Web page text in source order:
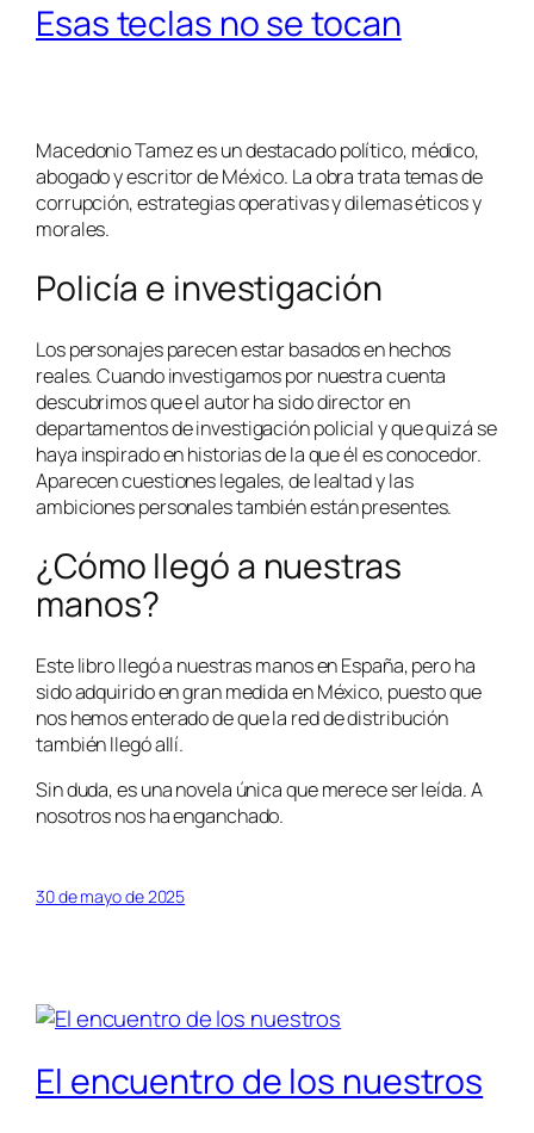
Esas teclas no se tocan
Macedonio Tamez es un destacado político, médico,
abogado y escritor de México. La obra trata temas de
corrupción, estrategias operativas y dilemas éticos y
morales.
Policía e investigación
Los personajes parecen estar basados en hechos
reales. Cuando investigamos por nuestra cuenta
descubrimos que el autor ha sido director en
departamentos de investigación policial y que quizá se
haya inspirado en historias de la que él es conocedor.
Aparecen cuestiones legales, de lealtad y las
ambiciones personales también están presentes.
¿Cómo llegó a nuestras
manos?
Este libro llegó a nuestras manos en España, pero ha
sido adquirido en gran medida en México, puesto que
nos hemos enterado de que la red de distribución
también llegó allí.
Sin duda, es una novela única que merece ser leída. A
nosotros nos ha enganchado.
30 de mayo de 2025
El encuentro de los nuestros